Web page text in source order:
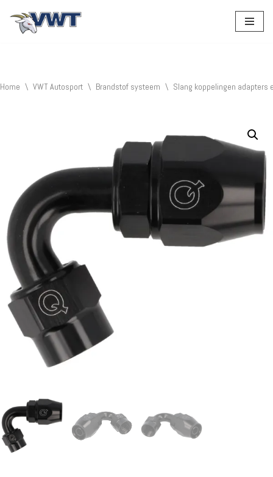
Home \ VWT Autosport \ Brandstof systeem \ Slang koppelingen adapters